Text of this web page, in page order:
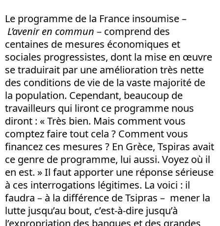
Le programme de la France insoumise –
L’avenir en commun – comprend des
centaines de mesures économiques et
sociales progressistes, dont la mise en œuvre
se traduirait par une amélioration très nette
des conditions de vie de la vaste majorité de
la population. Cependant, beaucoup de
travailleurs qui liront ce programme nous
diront : « Très bien. Mais comment vous
comptez faire tout cela ? Comment vous
financez ces mesures ? En Grèce, Tspiras avait
ce genre de programme, lui aussi. Voyez où il
en est. » Il faut apporter une réponse sérieuse
à ces interrogations légitimes. La voici : il
faudra – à la différence de Tsipras – mener la
lutte jusqu’au bout, c’est-à-dire jusqu’à
l’expropriation des banques et des grandes